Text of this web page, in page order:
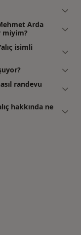
Arda
miyim?
isimli
randevu
hakkında ne